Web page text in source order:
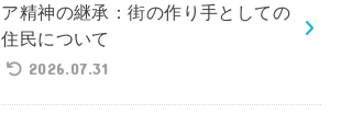
ア精神の継承：街の作り手としての
住民について
2026.07.31